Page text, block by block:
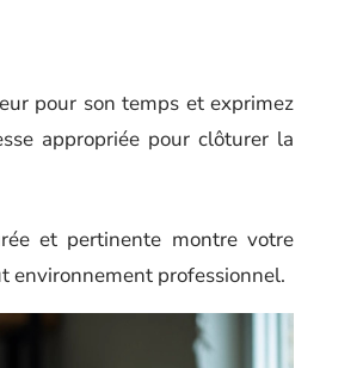
pour son temps et exprimez
appropriée pour clôturer la
et pertinente montre votre
environnement professionnel.